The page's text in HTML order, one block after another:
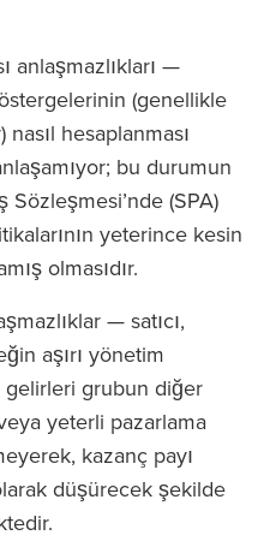
anlaşmazlıkları —
(genellikle
hesaplanması
bu durumun
Sözleşmesi’nde (SPA)
yeterince kesin
olmasıdır.
— satıcı,
aşırı yönetim
grubun diğer
yeterli pazarlama
kazanç payı
düşürecek şekilde